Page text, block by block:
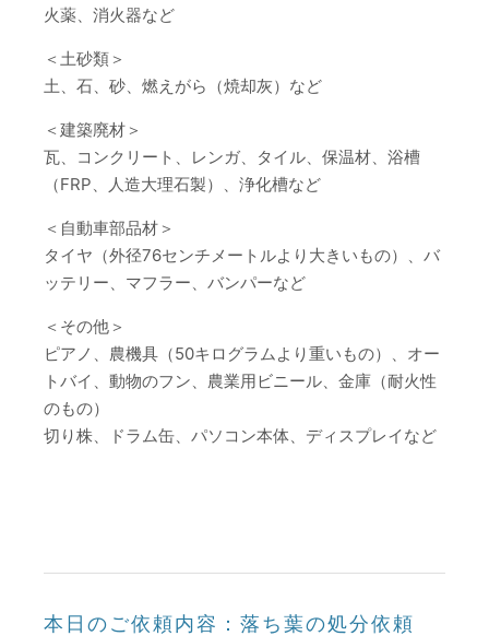
火薬、消火器など
＜土砂類＞
土、石、砂、燃えがら（焼却灰）など
＜建築廃材＞
瓦、コンクリート、レンガ、タイル、保温材、浴槽
（FRP、人造大理石製）、浄化槽など
＜自動車部品材＞
タイヤ（外径76センチメートルより大きいもの）、バ
ッテリー、マフラー、バンパーなど
＜その他＞
ピアノ、農機具（50キログラムより重いもの）、オー
トバイ、動物のフン、農業用ビニール、金庫（耐火性
のもの）
切り株、ドラム缶、パソコン本体、ディスプレイなど
本日のご依頼内容：落ち葉の処分依頼